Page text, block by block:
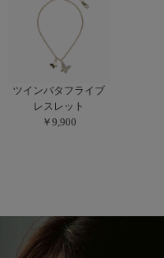
ツインバタフライブ
レスレット
￥9,900